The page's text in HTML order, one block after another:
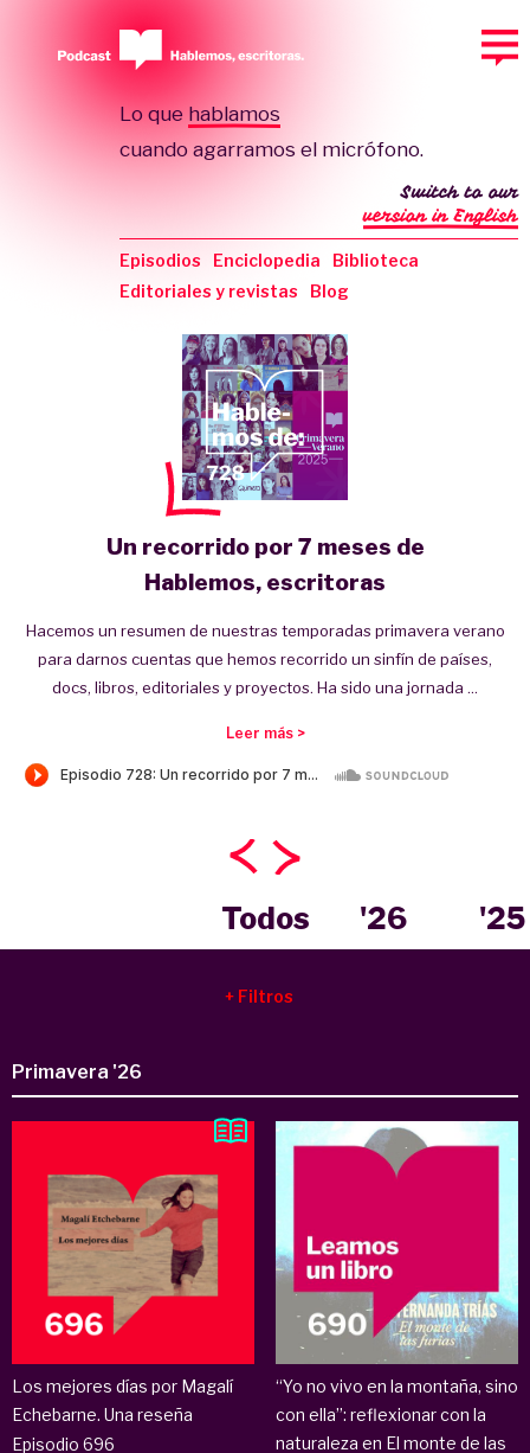
Lo que hablamos
cuando agarramos el micrófono.
Episodios Enciclopedia
Biblioteca
Editoriales y revistas
Blog
Switch to our
version in English
Un recorrido por 7 meses de
Hablemos, escritoras
Hacemos un resumen de nuestras temporadas primavera verano
para darnos cuentas que hemos recorrido un sinfín de países,
docs, libros, editoriales y proyectos. Ha sido una jornada ...
Leer más >
Todos '26 '25
Filtros
Primavera '26
Los mejores días por Magalí
Echebarne. Una reseña
Episodio 696
“Yo no vivo en la montaña, sino
con ella”: reflexionar con la
naturaleza en El monte de las